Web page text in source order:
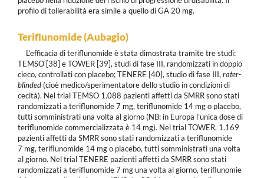
profilo di tollerabilità era simile a quello di GA 20 mg.
Teriflunomide (Aubagio)
L’efficacia di teriflunomide è stata dimostrata tramite tre studi:
TEMSO [38] e TOWER [39], studi di fase III, randomizzati in doppio
cieco, controllati con placebo; TENERE [40], studio di fase III, rater-
blinded (cioè medico/sperimentatore dello studio in condizioni di
cecità). Nel trial TEMSO 1.088 pazienti affetti da SMRR sono stati
randomizzati a teriflunomide 7 mg, teriflunomide 14 mg o placebo,
tutti somministrati una volta al giorno (NB: in Europa l’unica dose di
teriflunomide commercializzata è 14 mg). Nel trial TOWER, 1.169
pazienti affetti da SMRR sono stati randomizzati a teriflunomide
7 mg, teriflunomide 14 mg o placebo, tutti somministrati una volta
al giorno. Nel trial TENERE pazienti affetti da SMRR sono stati
randomizzati a teriflunomide 7 mg una volta al giorno, teriflunomie